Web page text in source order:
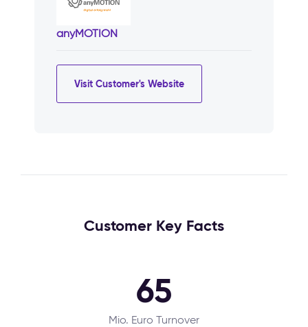
anyMOTION
Visit Customer's Website
Customer Key Facts
65
Mio. Euro Turnover